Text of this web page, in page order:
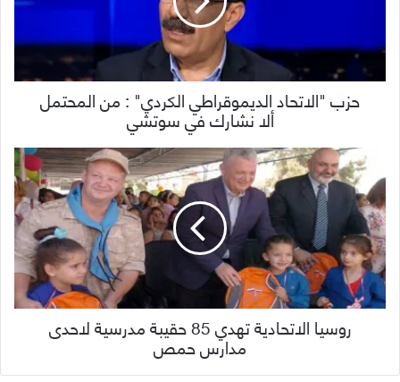
حزب "الاتحاد الديموقراطي الكردي" : من المحتمل
ألا نشارك في سوتشي
روسيا الاتحادية تهدي 85 حقيبة مدرسية لاحدى
مدارس حمص